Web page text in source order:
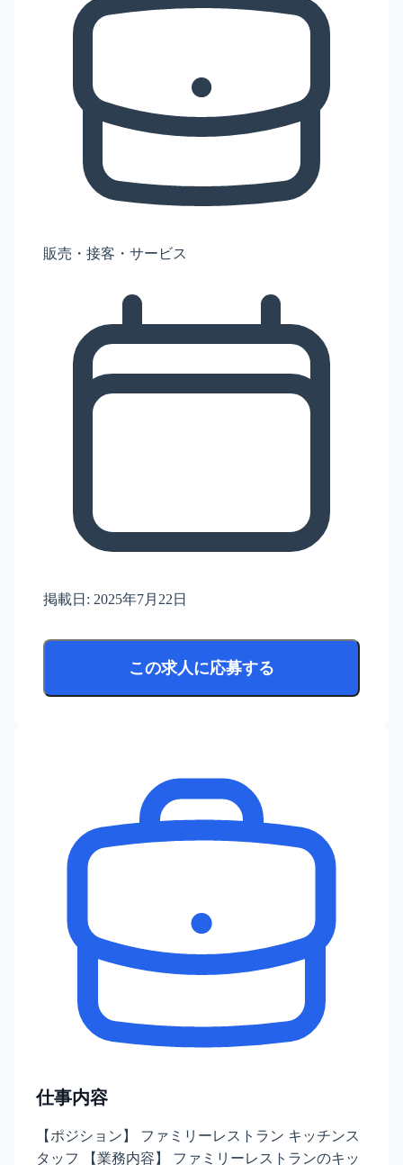
販売・接客・サービス
掲載日: 2025年7月22日
この求人に応募する
仕事内容
【ポジション】 ファミリーレストラン キッチンス
タッフ 【業務内容】 ファミリーレストランのキッ